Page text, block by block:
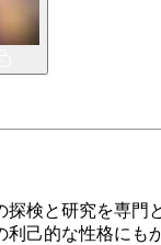
検と研究を専門
己的な性格にも